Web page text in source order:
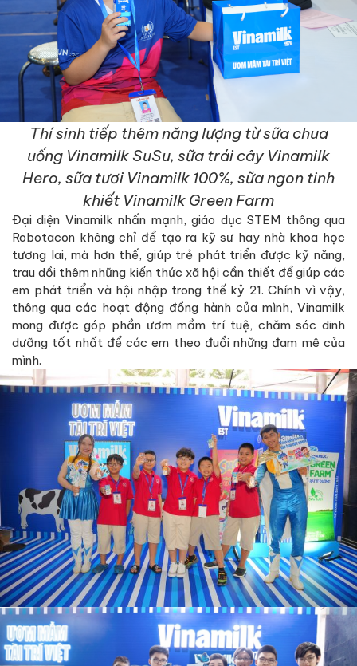
Thí sinh tiếp thêm năng lượng từ sữa chua
uống Vinamilk SuSu, sữa trái cây Vinamilk
Hero, sữa tươi Vinamilk 100%, sữa ngon tinh
khiết Vinamilk Green Farm
Đại diện Vinamilk nhấn mạnh, giáo dục STEM thông qua
Robotacon không chỉ để tạo ra kỹ sư hay nhà khoa học
tương lai, mà hơn thế, giúp trẻ phát triển được kỹ năng,
trau dồi thêm những kiến thức xã hội cần thiết để giúp các
em phát triển và hội nhập trong thế kỷ 21. Chính vì vậy,
thông qua các hoạt động đồng hành của mình, Vinamilk
mong được góp phần ươm mầm trí tuệ, chăm sóc dinh
dưỡng tốt nhất để các em theo đuổi những đam mê của
mình.